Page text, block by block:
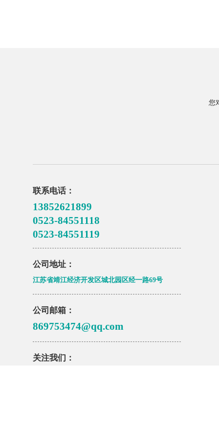
您
联系电话：
13852621899
0523-84551118
0523-84551119
公司地址：
江苏省靖江经济开发区城北园区经一路69号
公司邮箱：
869753474@qq.com
关注我们：